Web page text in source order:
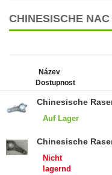
CHINESISCHE
Název
Dostupnost
Chinesische
Auf Lager
Chinesische
Nicht
lagernd